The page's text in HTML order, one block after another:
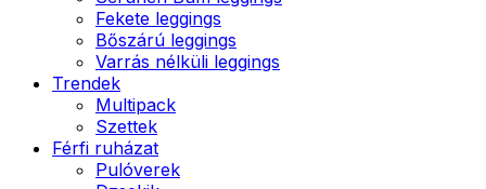
Fekete leggings
Bőszárú leggings
Varrás nélküli leggings
Trendek
Multipack
Szettek
Férfi ruházat
Pulóverek